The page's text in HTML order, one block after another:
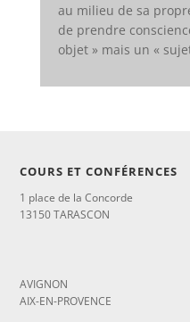
au milieu de sa
de prendre
objet » mais un «
COURS ET CONFÉRENCES
1 place de la Concorde
13150 TARASCON
AVIGNON
AIX-EN-PROVENCE